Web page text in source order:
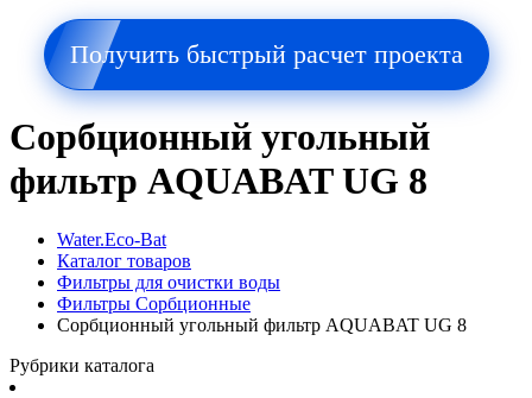
Получить быстрый расчет проекта
Сорбционный угольный
фильтр AQUABAT UG 8
Water.Eco-Bat
Каталог товаров
Фильтры для очистки воды
Фильтры Сорбционные
Сорбционный угольный фильтр AQUABAT UG 8
Рубрики каталога